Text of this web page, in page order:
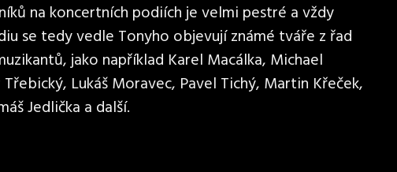
na koncertních podiích je velmi pestré a vždy
se tedy vedle Tonyho objevují známé tváře z řad
jako například Karel Macálka, Michael
Lukáš Moravec, Pavel Tichý, Martin Křeček,
Jedlička a další.